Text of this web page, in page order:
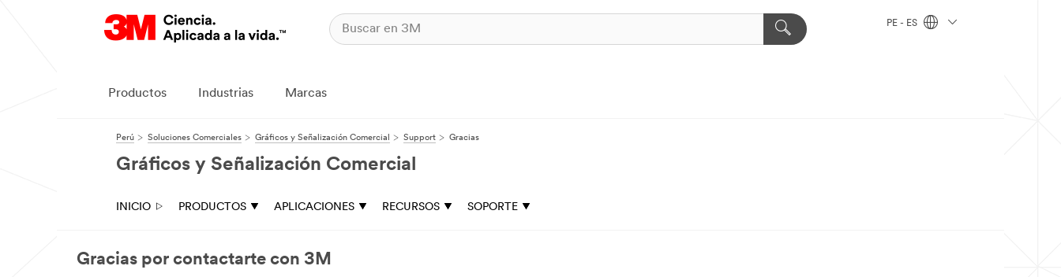
PE - ES
Productos Industrias Marcas
Perú Soluciones Comerciales Gráficos y Señalización Comercial Support Gracias
Gráficos y Señalización Comercial
INICIO PRODUCTOS APLICACIONES RECURSOS SOPORTE
Gracias por contactarte con 3M